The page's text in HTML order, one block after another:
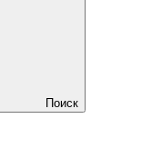
Поиск